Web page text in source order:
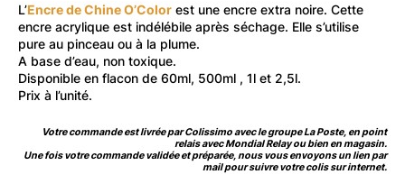
L’Encre de Chine O’Color est une encre extra noire. Cette
encre acrylique est indélébile après séchage. Elle s’utilise
pure au pinceau ou à la plume.
A base d’eau, non toxique.
Disponible en flacon de 60ml, 500ml , 1l et 2,5l.
Prix à l’unité.
Votre commande est livrée par Colissimo avec le groupe La Poste, en point
relais avec Mondial Relay ou bien en magasin.
Une fois votre commande validée et préparée, nous vous envoyons un lien par
mail pour suivre votre colis sur internet.